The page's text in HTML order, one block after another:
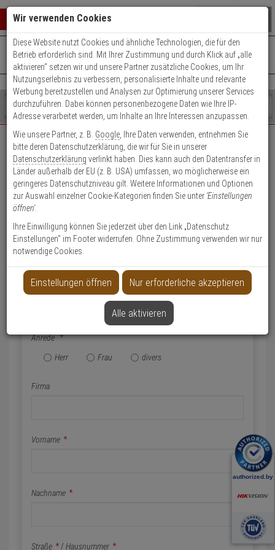
Warenkorb schließen
0 ARTIKEL IM WARENKORB
Ihr Warenkorb ist momentan leer.
Ergebnisse ()
Fertig
Shop
durchsuchen
Bitte
geben
Sie
mindestens
Zeichen
ein,
um
Suche
Es
wurde
noch
Kategorien
Suche
gestartet
+49 (0)821 899 493-0Mo. - Do.: 8:00 - 16:30 | Fr.: 8:00 - 14:00 Uhr
Kontaktservice nutzen
EXPERT-Security für Privatkunden
Das Beste für Ihre Sicherheit!
Geschäftskunden-
Konto anlegen
anlegen
Name & Anschrift
Anrede *
Herr
Frau divers
Firma
Vorname *
Nachname *
Straße * /Hausnummer *
Wir verwenden Cookies
Diese Website nutzt Cookies und ähnliche Technologien, die für den
Betrieb erforderlich sind. Mit Ihrer Zustimmung und durch Klick auf „alle
aktivieren“ setzen wir und unsere Partner zusätzliche Cookies, um Ihr
Nutzungserlebnis zu verbessern, personalisierte Inhalte und relevante
Werbung bereitzustellen und Analysen zur Optimierung unserer Services
durchzuführen. Dabei können personenbezogene Daten wie Ihre IP-
Adresse verarbeitet werden, um Inhalte an Ihre Interessen anzupassen.
Wie unsere Partner, z. B. Google , Ihre Daten verwenden, entnehmen Sie
bitte deren Datenschutzerklärung, die wir für Sie in unserer
Datenschutzerklärung verlinkt haben. Dies kann auch den Datentransfer in
Länder außerhalb der EU (z. B. USA) umfassen, wo möglicherweise ein
geringeres Datenschutzniveau gilt. Weitere Informationen und Optionen
zur Auswahl einzelner Cookie-Kategorien finden Sie unter 'Einstellungen
öffnen'.
Ihre Einwilligung können Sie jederzeit über den Link „Datenschutz
Einstellungen“ im Footer widerrufen. Ohne Zustimmung verwenden wir nur
notwendige Cookies.
Einstellungen öffnen Nur erforderliche akzeptieren
Alle aktivieren